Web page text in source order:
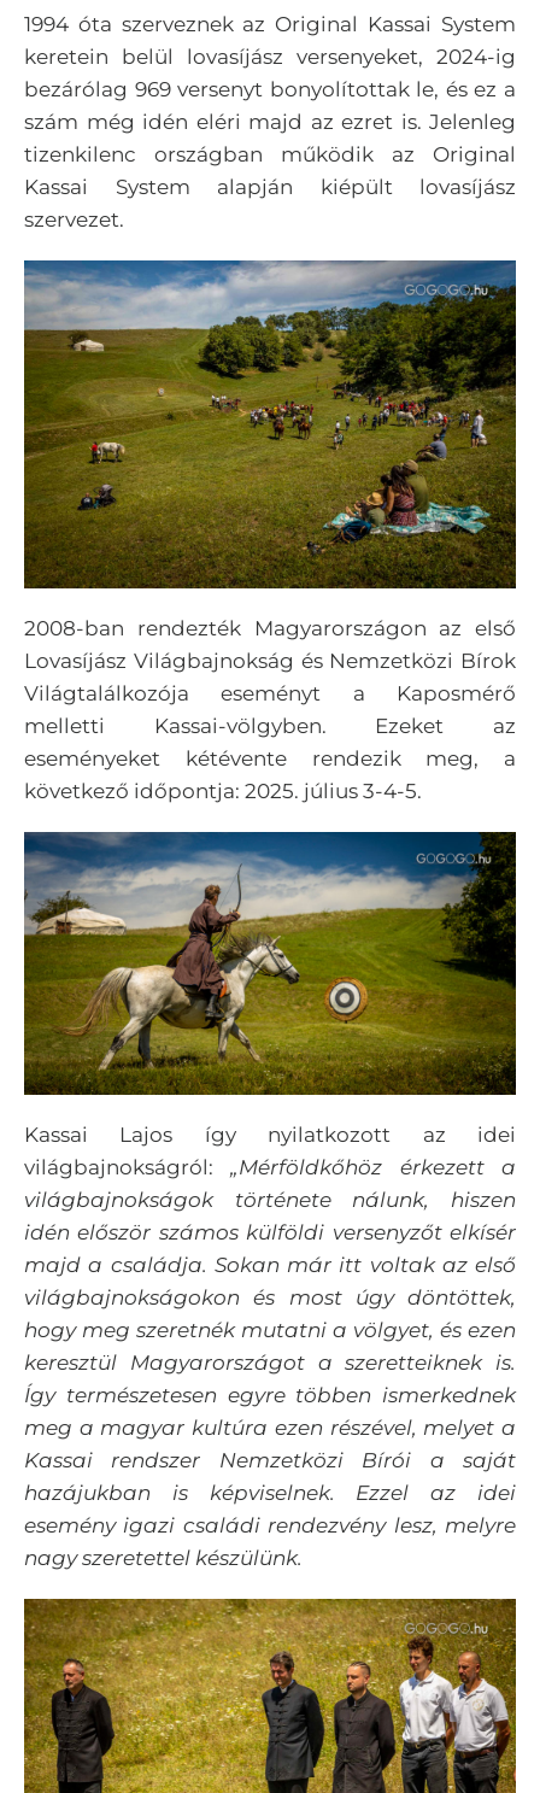
1994 óta szerveznek az Original Kassai System
keretein belül lovasíjász versenyeket, 2024-ig
bezárólag 969 versenyt bonyolítottak le, és ez a
szám még idén eléri majd az ezret is. Jelenleg
tizenkilenc országban működik az Original
Kassai System alapján kiépült lovasíjász
szervezet.
2008-ban rendezték Magyarországon az első
Lovasíjász Világbajnokság és Nemzetközi Bírok
Világtalálkozója eseményt a Kaposmérő
melletti Kassai-völgyben. Ezeket az
eseményeket kétévente rendezik meg, a
következő időpontja: 2025. július 3-4-5.
Kassai Lajos így nyilatkozott az idei
világbajnokságról:„Mérföldkőhöz érkezett a
világbajnokságok története nálunk, hiszen
idén először számos külföldi versenyzőt elkísér
majd a családja. Sokan már itt voltak az első
világbajnokságokon és most úgy döntöttek,
hogy meg szeretnék mutatni a völgyet, és ezen
keresztül Magyarországot a szeretteiknek is.
Így természetesen egyre többen ismerkednek
meg a magyar kultúra ezen részével, melyet a
Kassai rendszer Nemzetközi Bírói a saját
hazájukban is képviselnek. Ezzel az idei
esemény igazi családi rendezvény lesz, melyre
nagy szeretettel készülünk.